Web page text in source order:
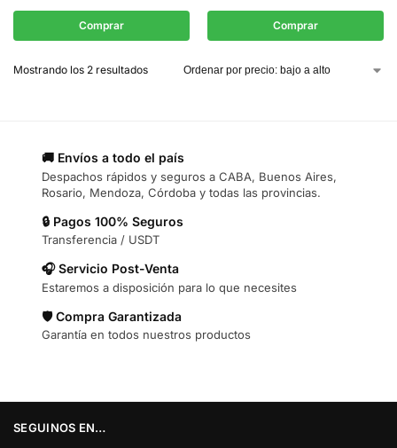
Comprar Comprar
Mostrando los 2 resultados
🚚 Envíos a todo el país
Despachos rápidos y seguros a CABA, Buenos Aires,
Rosario, Mendoza, Córdoba y todas las provincias.
🔒 Pagos 100% Seguros
Transferencia / USDT
🎧 Servicio Post-Venta
Estaremos a disposición para lo que necesites
🛡️ Compra Garantizada
Garantía en todos nuestros productos
SEGUINOS EN…